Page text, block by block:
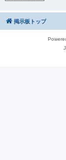
掲示板トップ